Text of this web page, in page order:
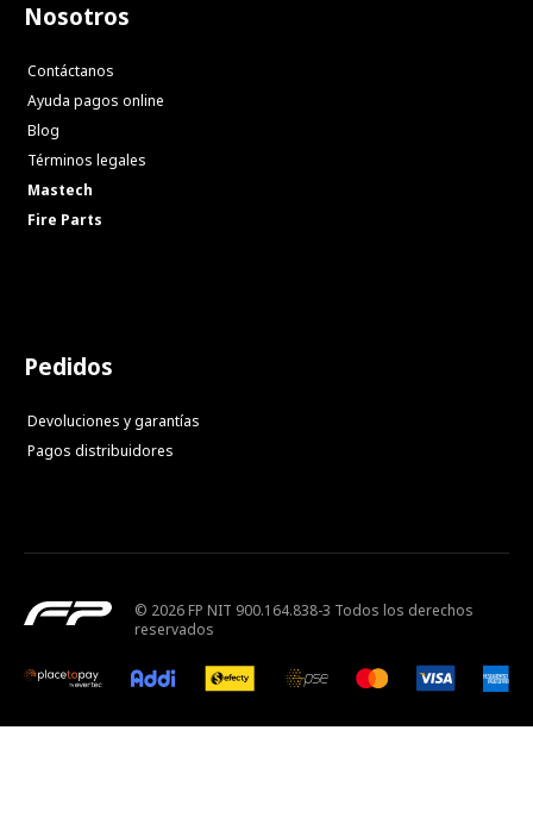
Nosotros
Contáctanos
Ayuda pagos online
Blog
Términos legales
Mastech
Fire Parts
Pedidos
Devoluciones y garantías
Pagos distribuidores
© 2026 FP NIT 900.164.838-3 Todos los derechos
reservados